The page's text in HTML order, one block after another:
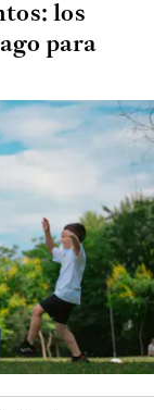
los
para